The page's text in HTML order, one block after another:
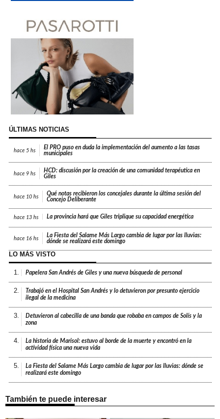
ÚLTIMAS NOTICIAS
hace 5 hs
El PRO puso en duda la implementación del aumento a las tasas
municipales
hace 9 hs
HCD: discusión por la creación de una comunidad terapéutica en
Giles
hace 10 hs
Qué notas recibieron los concejales durante la última sesión del
Concejo Deliberante
hace 13 hs La provincia hará que Giles triplique su capacidad energética
hace 16 hs
La Fiesta del Salame Más Largo cambia de lugar por las lluvias:
dónde se realizará este domingo
LO MÁS VISTO
1. Papelera San Andrés de Giles y una nueva búsqueda de personal
2.
Trabajó en el Hospital San Andrés y lo detuvieron por presunto ejercicio
ilegal de la medicina
3.
Detuvieron al cabecilla de una banda que robaba en campos de Solís y la
zona
4.
La historia de Marisol: estuvo al borde de la muerte y encontró en la
actividad física una nueva vida
5.
La Fiesta del Salame Más Largo cambia de lugar por las lluvias: dónde se
realizará este domingo
También te puede interesar